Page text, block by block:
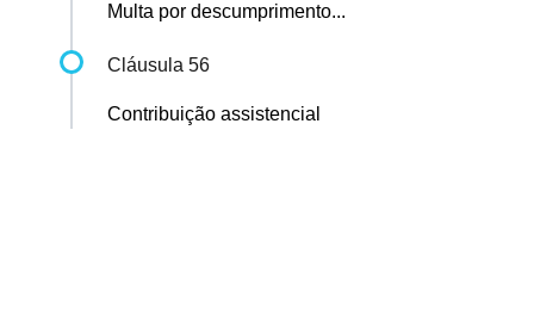
Multa por descumprimento...
Cláusula 56
Contribuição assistencial